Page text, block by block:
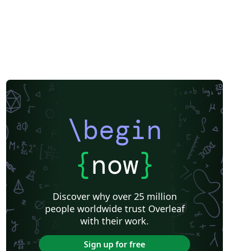
\begin
{now}
Discover why over 25 million
people worldwide trust Overleaf
with their work.
Sign up for free